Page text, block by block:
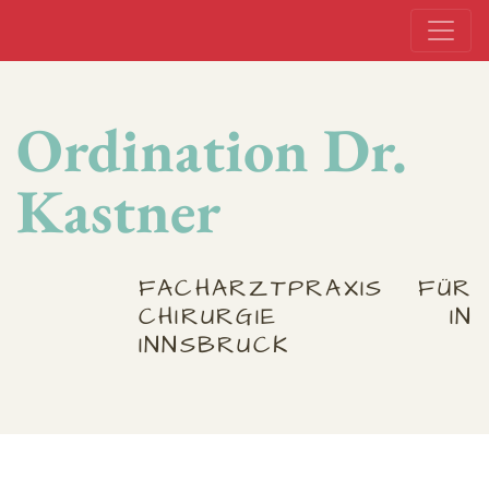
Ordination Dr.
Kastner
FACHARZTPRAXIS FÜR
CHIRURGIE IN
INNSBRUCK